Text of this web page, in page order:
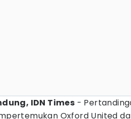
IDN Times -
Oxford United